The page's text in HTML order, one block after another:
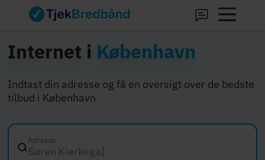
Internet i København
Indtast din adresse og få en oversigt over de bedste
tilbud i København
Adresse
Søren Kierkegaards Plads 1, 1221